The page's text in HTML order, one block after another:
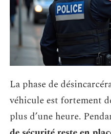
La phase de
véhicule est fortement
plus d’une heure.